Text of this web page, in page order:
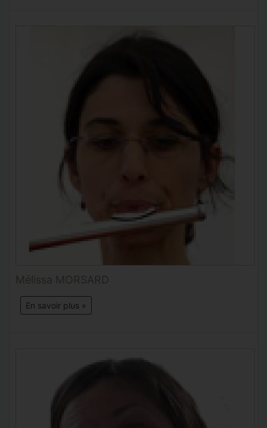
Mélissa MORSARD
En savoir plus »